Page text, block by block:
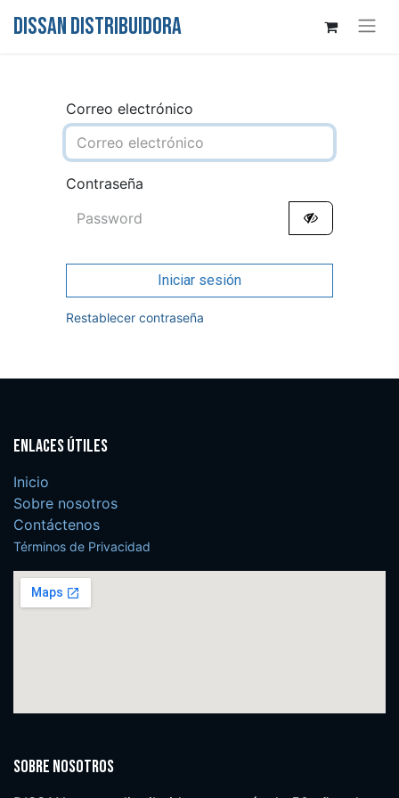
DISSAN DISTRIBUIDORA
Correo electrónico
Contraseña
Iniciar sesión
Restablecer contraseña
Enlaces útiles
Inicio
Sobre nosotros
Contáctenos
Términos de Privacidad
Sobre nosotros